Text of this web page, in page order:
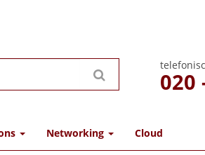
020
Networking Cloud